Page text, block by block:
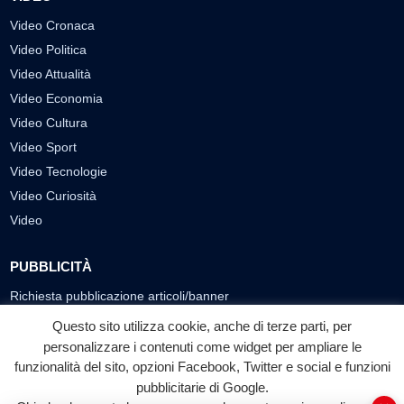
Video Cronaca
Video Politica
Video Attualità
Video Economia
Video Cultura
Video Sport
Video Tecnologie
Video Curiosità
Video
PUBBLICITÀ
Richiesta pubblicazione articoli/banner
SEGUICI SUI SOCIAL
f
Facebook
◎ ▶
YouTube
Questo sito utilizza cookie, anche di terze parti, per
personalizzare i contenuti come widget per ampliare le
funzionalità del sito, opzioni Facebook, Twitter e social e funzioni
pubblicitarie di Google.